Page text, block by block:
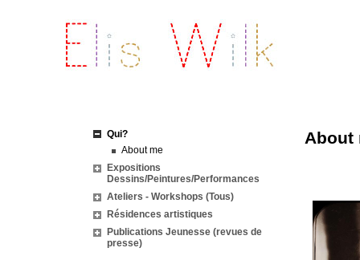
Qui?
About me
Expositions
Dessins/Peintures/Performances
Ateliers - Workshops (Tous)
Résidences artistiques
Publications Jeunesse (revues de
presse)
About